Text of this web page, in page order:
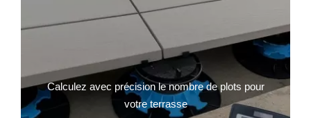
Calculez avec précision le nombre de plots pour
votre terrasse